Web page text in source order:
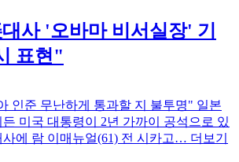
사 '오바마 비서실장' 기
표현"
인준 무난하게 통과할 지 불투명" 일본
미국 대통령이 2년 가까이 공석으로 있
사에 람 이매뉴얼(61) 전 시카고… 더보기